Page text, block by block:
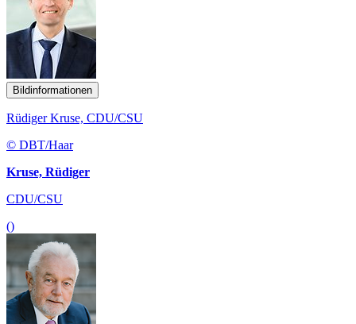
Bildinformationen
Rüdiger Kruse, CDU/CSU
© DBT/Haar
Kruse, Rüdiger
CDU/CSU
()